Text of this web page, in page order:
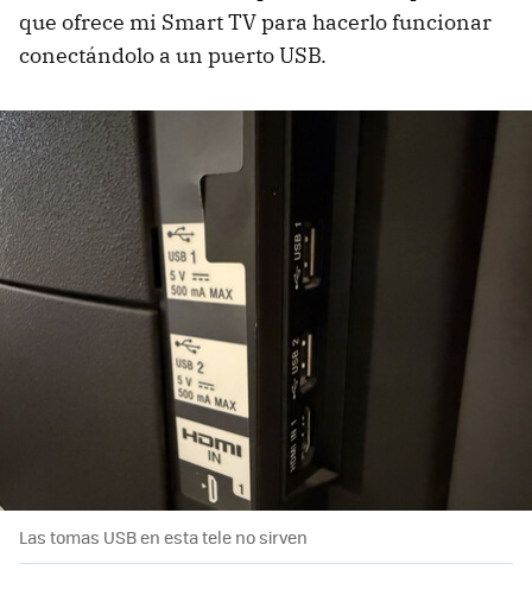
que ofrece mi Smart TV para hacerlo funcionar
conectándolo a un puerto USB.
Las tomas USB en esta tele no sirven